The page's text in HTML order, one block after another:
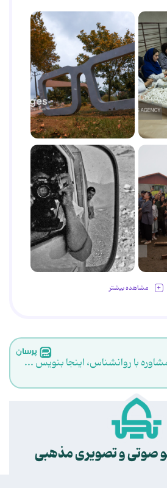
مشاهده بیشتر
با روانشناس، اینجا بنویس ...
.
صوتی و تصویری مذهبی